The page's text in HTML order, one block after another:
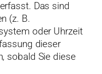
Das sind
(z. B.
oder Uhrzeit
dieser
sobald Sie diese